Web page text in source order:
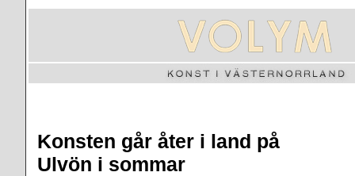
Konsten går åter i land på
Ulvön i sommar